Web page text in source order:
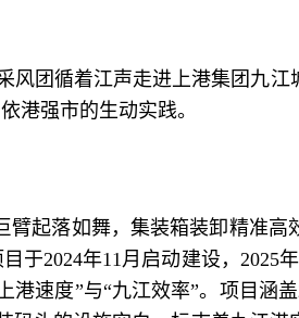
风团循着江声走进上港集团九
港强市的生动实践。
起落如舞，集装箱装卸精准
2024年11月启动建设，2025
速度”与“九江效率”。项目涵